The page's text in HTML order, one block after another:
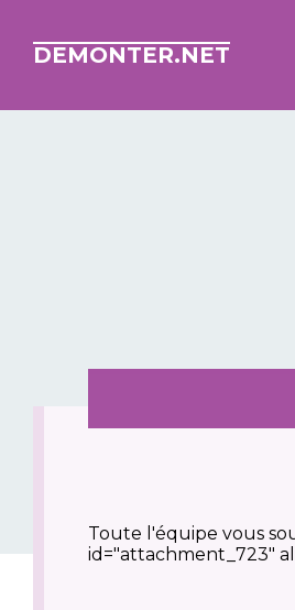
DEMONTER.NET
Toute l'équipe vous
id="attachment_723"